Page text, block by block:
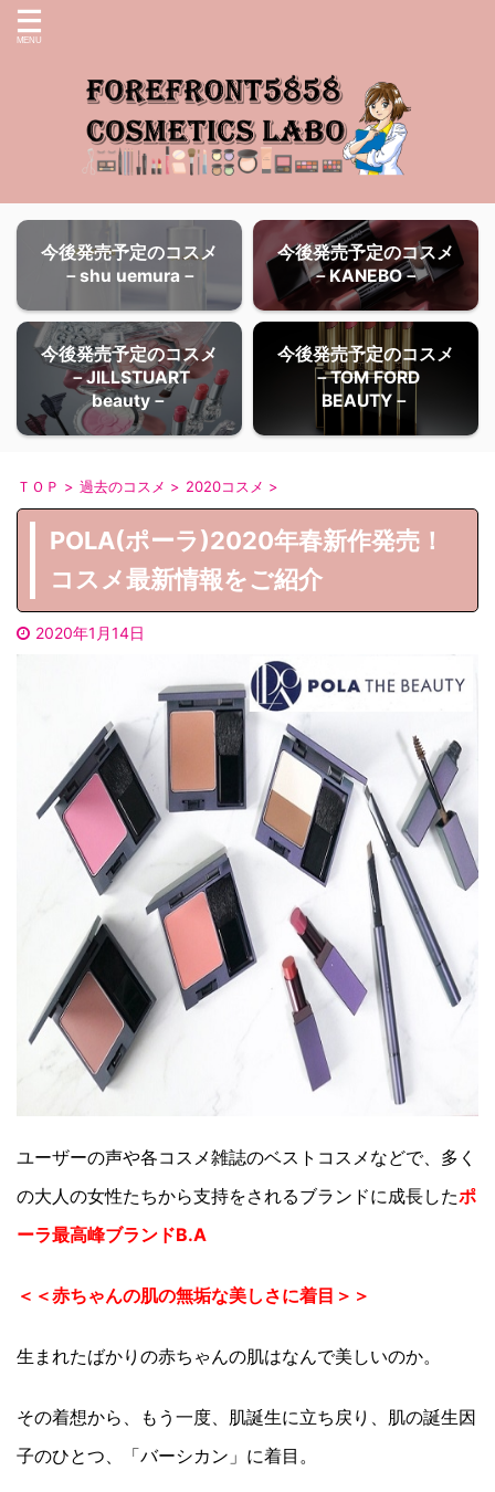
今後発売予定のコスメ
－shu uemura－
今後発売予定のコスメ
－KANEBO－
今後発売予定のコスメ
－JILLSTUART
beauty－
今後発売予定のコスメ
－TOM FORD
BEAUTY－
ＴＯＰ > 過去のコスメ > 2020コスメ >
POLA(ポーラ)2020年春新作発売！
コスメ最新情報をご紹介
2020年1月14日
ユーザーの声や各コスメ雑誌のベストコスメなどで、多く
の大人の女性たちから支持をされるブランドに成長したポ
ーラ最高峰ブランドB.A
＜＜赤ちゃんの肌の無垢な美しさに着目＞＞
生まれたばかりの赤ちゃんの肌はなんで美しいのか。
その着想から、もう一度、肌誕生に立ち戻り、肌の誕生因
子のひとつ、「バーシカン」に着目。